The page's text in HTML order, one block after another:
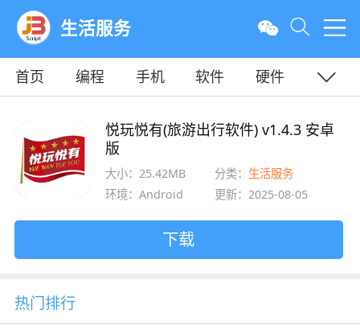
生活服务
首页 编程 手机 软件
硬件
悦玩悦有(旅游出行软件) v1.4.3 安卓
版
大小：25.42MB 分类： 生活服务
环境：Android
更新：2025-08-05
下载
热门排行